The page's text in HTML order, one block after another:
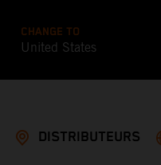
CHANGE TO
United States
DISTRIBUTEURS